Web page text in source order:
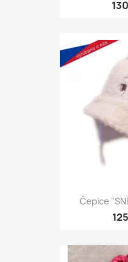
Čepice